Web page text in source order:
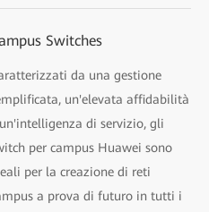
Switches
da una gestione
un'elevata affidabilità
di servizio, gli
per campus Huawei sono
per la creazione di reti
a prova di futuro in tutti i